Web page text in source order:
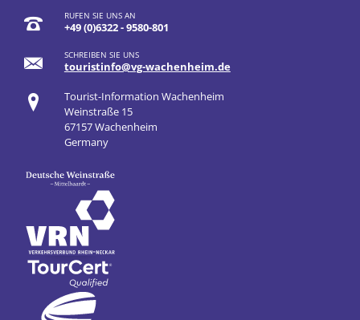
RUFEN SIE UNS AN
+49 (0)6322 - 9580-801
SCHREIBEN SIE UNS
touristinfo@vg-wachenheim.de
Tourist-Information Wachenheim
Weinstraße 15
67157 Wachenheim
Germany